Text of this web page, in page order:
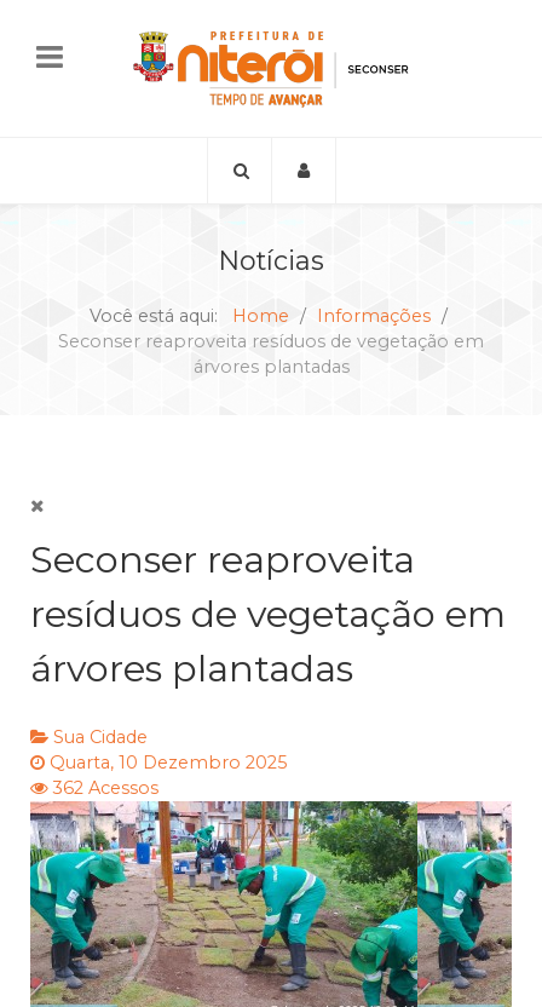
Notícias
Você está aqui: Home
Informações
Seconser reaproveita resíduos de vegetação em
árvores plantadas
Seconser reaproveita
resíduos de vegetação em
árvores plantadas
Sua Cidade
Quarta, 10 Dezembro 2025
362 Acessos